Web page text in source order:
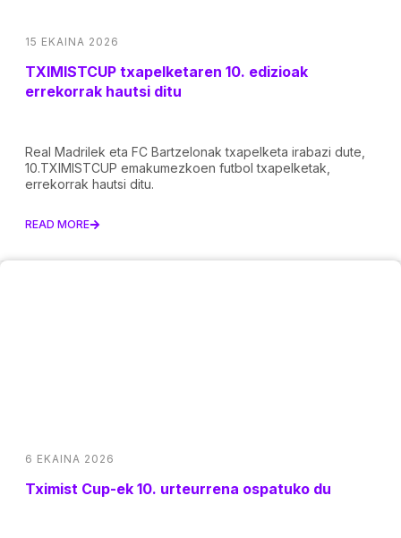
15 EKAINA 2026
TXIMISTCUP txapelketaren 10. edizioak
errekorrak hautsi ditu
Real Madrilek eta FC Bartzelonak txapelketa irabazi dute,
10.TXIMISTCUP emakumezkoen futbol txapelketak,
errekorrak hautsi ditu.
READ MORE
6 EKAINA 2026
Tximist Cup-ek 10. urteurrena ospatuko du